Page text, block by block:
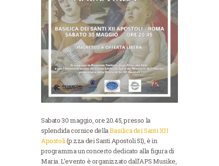
Sabato 30 maggio, ore 20.45, presso la
splendida cornice dellaBasilica dei Santi XII
Apostoli(p.zza dei Santi Apostoli 51), è in
programma un concerto dedicato alla figura di
Maria. L’evento è organizzato dall’APS Musike,